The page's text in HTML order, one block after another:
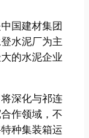
国建材集团
水泥厂为主
的水泥企业
深化与祁连
作领域，不
种集装箱运